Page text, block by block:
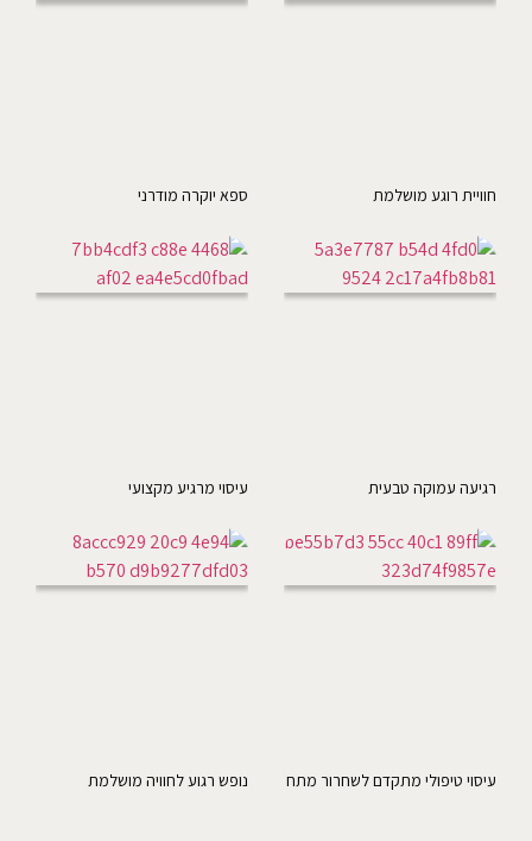
חוויית רוגע מושלמת ספא יוקרה מודרני
רגיעה עמוקה טבעית עיסוי מרגיע מקצועי
עיסוי טיפולי מתקדם לשחרור מתח נופש רגוע לחוויה מושלמת